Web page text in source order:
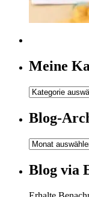
Meine
Meine
Blog-
Blog-
Blog via